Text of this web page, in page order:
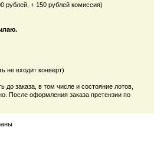
рублей, + 150 рублей комиссия)
не входит конверт)
до заказа, в том числе и состояние лотов,
После оформления заказа претензии по